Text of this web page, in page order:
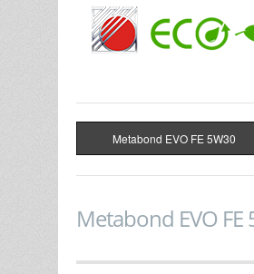
Metabond EVO FE